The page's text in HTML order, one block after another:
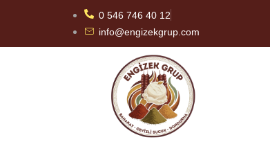
0 546 746 40 12
info@engizekgrup.com